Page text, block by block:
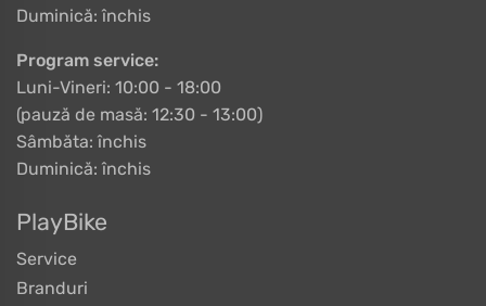
Duminică: închis
Program service:
Luni-Vineri: 10:00 - 18:00
(pauză de masă: 12:30 - 13:00)
Sâmbăta: închis
Duminică: închis
PlayBike
Service
Branduri